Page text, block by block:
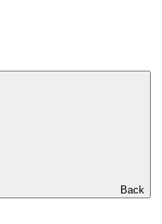
Back